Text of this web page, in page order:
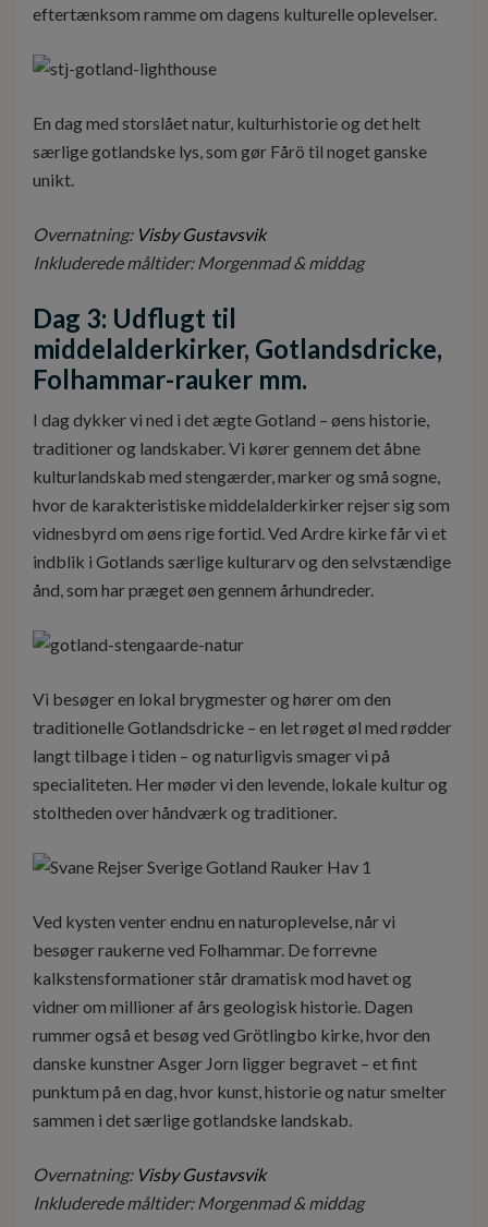
eftertænksom ramme om dagens kulturelle oplevelser.
En dag med storslået natur, kulturhistorie og det helt
særlige gotlandske lys, som gør Fårö til noget ganske
unikt.
Overnatning: Visby Gustavsvik
Inkluderede måltider: Morgenmad & middag
Dag 3: Udflugt til
middelalderkirker, Gotlandsdricke,
Folhammar-rauker mm.
I dag dykker vi ned i det ægte Gotland – øens historie,
traditioner og landskaber. Vi kører gennem det åbne
kulturlandskab med stengærder, marker og små sogne,
hvor de karakteristiske middelalderkirker rejser sig som
vidnesbyrd om øens rige fortid. Ved Ardre kirke får vi et
indblik i Gotlands særlige kulturarv og den selvstændige
ånd, som har præget øen gennem århundreder.
Vi besøger en lokal brygmester og hører om den
traditionelle Gotlandsdricke – en let røget øl med rødder
langt tilbage i tiden – og naturligvis smager vi på
specialiteten. Her møder vi den levende, lokale kultur og
stoltheden over håndværk og traditioner.
Ved kysten venter endnu en naturoplevelse, når vi
besøger raukerne ved Folhammar. De forrevne
kalkstensformationer står dramatisk mod havet og
vidner om millioner af års geologisk historie. Dagen
rummer også et besøg ved Grötlingbo kirke, hvor den
danske kunstner Asger Jorn ligger begravet – et fint
punktum på en dag, hvor kunst, historie og natur smelter
sammen i det særlige gotlandske landskab.
Overnatning: Visby Gustavsvik
Inkluderede måltider: Morgenmad & middag